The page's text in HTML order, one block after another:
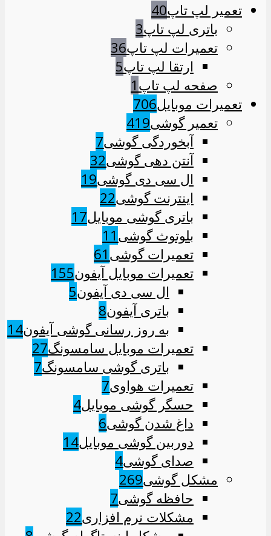
تعمیر لپ تاپ40
باتری لپ تاپ3
تعمیرات لپ تاپ36
ارتقا لپ تاپ5
صفحه لپ تاپ1
تعمیرات موبایل706
تعمیر گوشی419
آبخوردگی گوشی7
آنتن دهی گوشی32
ال سی دی گوشی19
اینترنت گوشی22
باتری گوشی موبایل17
بلوتوث گوشی11
تعمیرات گوشی61
تعمیرات موبایل آیفون155
ال سی دی آیفون5
باتری آیفون8
به روز رسانی گوشی آیفون14
تعمیرات موبایل سامسونگ27
باتری گوشی سامسونگ7
تعمیرات هواوی7
حسگر گوشی موبایل4
داغ شدن گوشی6
دوربین گوشی موبایل14
صدای گوشی4
مشکل گوشی269
حافظه گوشی7
مشکلات نرم افزاری22